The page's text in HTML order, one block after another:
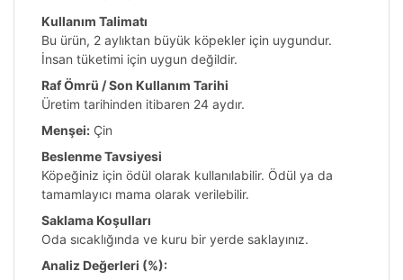
Kullanım Talimatı
Bu ürün, 2 aylıktan büyük köpekler için uygundur.
İnsan tüketimi için uygun değildir.
Raf Ömrü / Son Kullanım Tarihi
Üretim tarihinden itibaren 24 aydır.
Menşei: Çin
Beslenme Tavsiyesi
Köpeğiniz için ödül olarak kullanılabilir. Ödül ya da
tamamlayıcı mama olarak verilebilir.
Saklama Koşulları
Oda sıcaklığında ve kuru bir yerde saklayınız.
Analiz Değerleri (%):